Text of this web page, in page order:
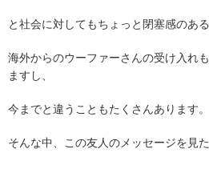
と社会に対してもちょっと閉塞感のあ
海外からのウーファーさんの受け入れ
ますし、
今までと違うこともたくさんあります。
そんな中、この友人のメッセージを見た